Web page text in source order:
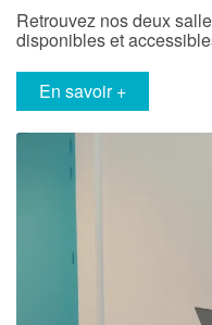
Retrouvez nos deux
disponibles et
en savoir +